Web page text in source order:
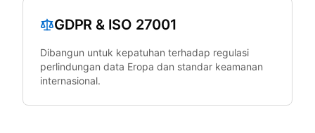
GDPR & ISO 27001
Dibangun untuk kepatuhan terhadap regulasi
perlindungan data Eropa dan standar keamanan
internasional.